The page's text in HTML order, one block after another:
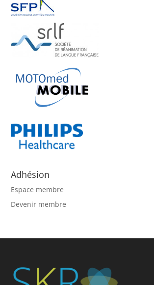
Adhésion
Espace membre
Devenir membre